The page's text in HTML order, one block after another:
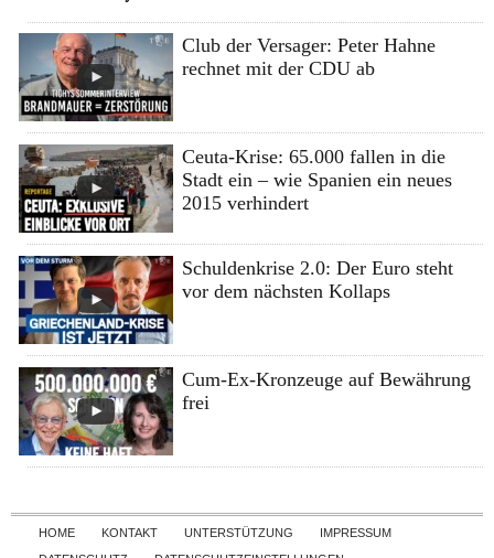
Club der Versager: Peter Hahne
rechnet mit der CDU ab
Ceuta-Krise: 65.000 fallen in die
Stadt ein – wie Spanien ein neues
2015 verhindert
Schuldenkrise 2.0: Der Euro steht
vor dem nächsten Kollaps
Cum-Ex-Kronzeuge auf Bewährung
frei
Skip to content
HOME KONTAKT UNTERSTÜTZUNG
IMPRESSUM